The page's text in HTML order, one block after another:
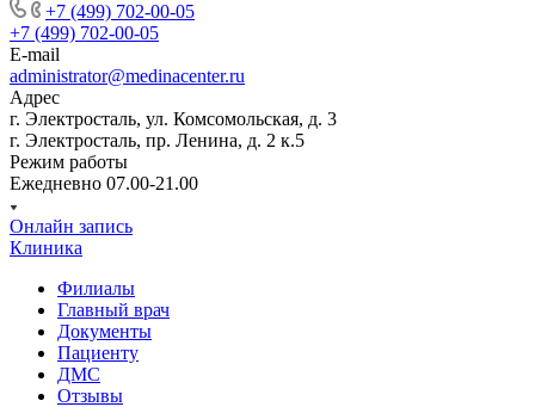
+7 (499) 702-00-05
+7 (499) 702-00-05
E-mail
administrator@medinacenter.ru
Адрес
г. Электросталь, ул. Комсомольская, д. 3
г. Электросталь, пр. Ленина, д. 2 к.5
Режим работы
Ежедневно 07.00-21.00
Онлайн запись
Клиника
Филиалы
Главный врач
Документы
Пациенту
ДМС
Отзывы